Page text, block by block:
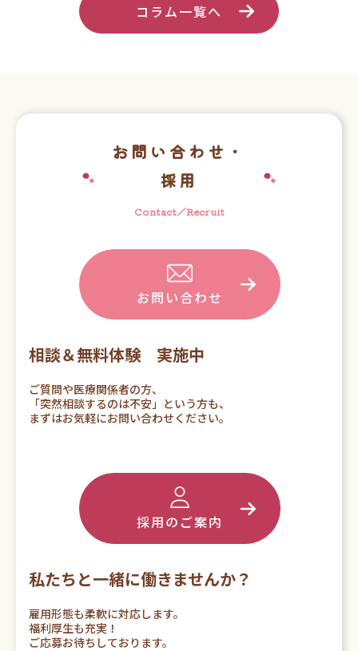
コラム一覧へ
お問い合わせ・
採用
Contact／Recruit
お問い合わせ
相談＆無料体験 実施中
ご質問や医療関係者の方、
「突然相談するのは不安」という方も、
まずはお気軽にお問い合わせください。
採用のご案内
私たちと一緒に働きませんか？
雇用形態も柔軟に対応します。
福利厚生も充実！
ご応募お待ちしております。